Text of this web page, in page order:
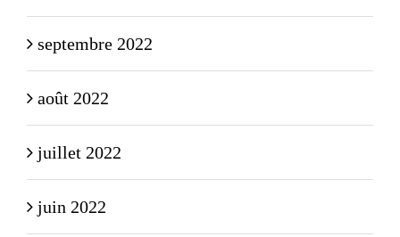
septembre 2022
août 2022
juillet 2022
juin 2022